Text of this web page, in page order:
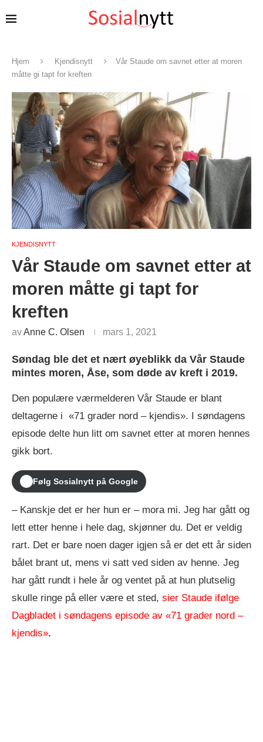
Hjem Kjendisnytt
Vår Staude om savnet etter at moren
måtte gi tapt for kreften
KJENDISNYTT
Vår Staude om savnet etter at
moren måtte gi tapt for
kreften
avAnne C. Olsen mars 1, 2021
Søndag ble det et nært øyeblikk da Vår Staude
mintes moren, Åse, som døde av kreft i 2019.
Den populære værmelderen Vår Staude er blant
deltagerne i «71 grader nord – kjendis». I søndagens
episode delte hun litt om savnet etter at moren hennes
gikk bort.
Følg Sosialnytt på Google
– Kanskje det er her hun er – mora mi. Jeg har gått og
lett etter henne i hele dag, skjønner du. Det er veldig
rart. Det er bare noen dager igjen så er det ett år siden
bålet brant ut, mens vi satt ved siden av henne. Jeg
har gått rundt i hele år og ventet på at hun plutselig
skulle ringe på eller være et sted, sier Staude ifølge
Dagbladet i søndagens episode av «71 grader nord –
kjendis».